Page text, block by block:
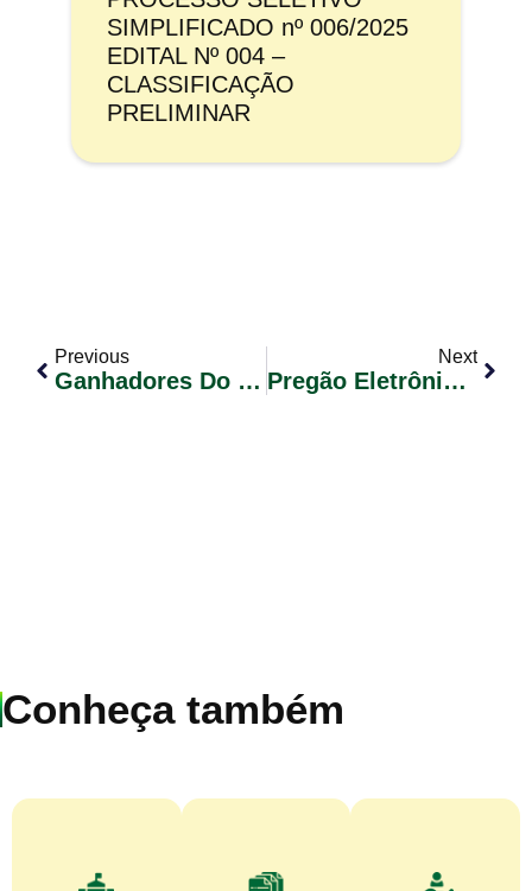
SIMPLIFICADO nº 006/2025
EDITAL Nº 004 –
CLASSIFICAÇÃO
PRELIMINAR
Previous
Ganhadores Do Sorteio Da Nota Fiscal Premiada De Dezembro De 2018
Next
Pregão Eletrônico Nº 039/2018 – RP – Com Cota De 25% Exclusiva ME/EPP
Conheça também